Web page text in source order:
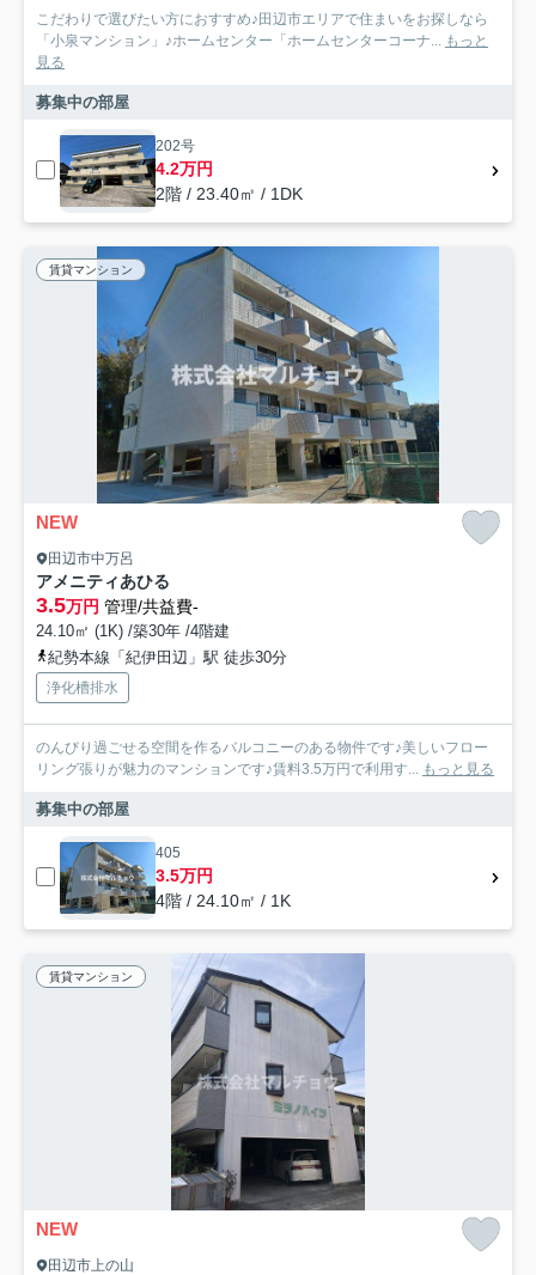
こだわりで選びたい方におすすめ♪田辺市エリアで住まいをお探しなら
「小泉マンション」♪ホームセンター「ホームセンターコーナ...
もっと
見る
募集中の部屋
202号
4.2万円
2階 / 23.40㎡ / 1DK
賃貸マンション
NEW
田辺市中万呂
アメニティあひる
3.5万円 管理/共益費-
24.10㎡ (1K) /築30年 /4階建
紀勢本線「紀伊田辺」駅 徒歩30分
浄化槽排水
のんびり過ごせる空間を作るバルコニーのある物件です♪美しいフロー
リング張りが魅力のマンションです♪賃料3.5万円で利用す...
もっと見る
募集中の部屋
405
3.5万円
4階 / 24.10㎡ / 1K
賃貸マンション
NEW
田辺市上の山